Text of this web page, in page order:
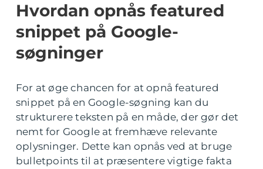
Hvordan opnås featured
snippet på Google-
søgninger
For at øge chancen for at opnå featured
snippet på en Google-søgning kan du
strukturere teksten på en måde, der gør det
nemt for Google at fremhæve relevante
oplysninger. Dette kan opnås ved at bruge
bulletpoints til at præsentere vigtige fakta